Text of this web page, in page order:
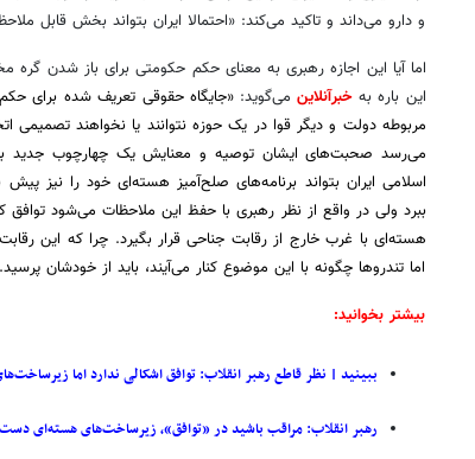
و دارو می‌داند و تاکید می‌کند: «احتمالا ایران بتواند بخش قابل
این باره بهخبرآنلاین می‌گوید:
اما تندروها چگونه با این موضوع کنار می‌آیند، باید از خودشان
بیشتر بخوانید:
ببینید | نظر قاطع رهبر انقلاب: توافق اشکالی ندارد اما
رهبر انقلاب: مراقب باشید در «توافق»، زیرساخت‌های هسته‌ای